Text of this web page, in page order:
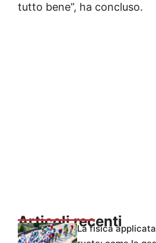
tutto bene”, ha
Articoli recenti
La fisica